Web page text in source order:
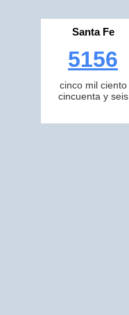
Santa Fe
5156
cinco mil ciento
cincuenta y seis